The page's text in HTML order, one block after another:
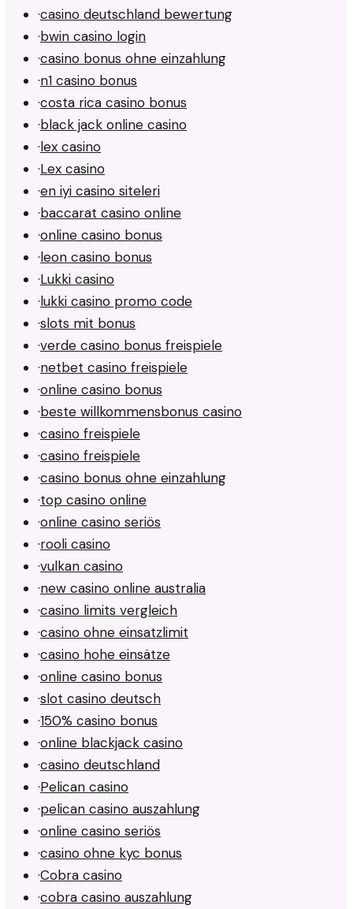
·casino deutschland bewertung
·bwin casino login
·casino bonus ohne einzahlung
·n1 casino bonus
·costa rica casino bonus
·black jack online casino
·lex casino
·Lex casino
·en iyi casino siteleri
·baccarat casino online
·online casino bonus
·leon casino bonus
·Lukki casino
·lukki casino promo code
·slots mit bonus
·verde casino bonus freispiele
·netbet casino freispiele
·online casino bonus
·beste willkommensbonus casino
·casino freispiele
·casino freispiele
·casino bonus ohne einzahlung
·top casino online
·online casino seriös
·rooli casino
·vulkan casino
·new casino online australia
·casino limits vergleich
·casino ohne einsatzlimit
·casino hohe einsätze
·online casino bonus
·slot casino deutsch
·150% casino bonus
·online blackjack casino
·casino deutschland
·Pelican casino
·pelican casino auszahlung
·online casino seriös
·casino ohne kyc bonus
·Cobra casino
·cobra casino auszahlung